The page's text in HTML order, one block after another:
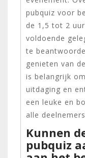
pubquiz voor
de 1,5 tot 2
voldoende
te
genieten van
is belangrijk
uitdaging en
een leuke en
alle
Kunnen
pubquiz